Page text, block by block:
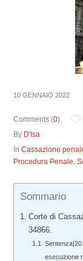
10 GENNAIO 2022
Comments (0)
By D'Isa
InCassazione
Procedura Penale,
Sommario
Corte di
34866.
esecuzione